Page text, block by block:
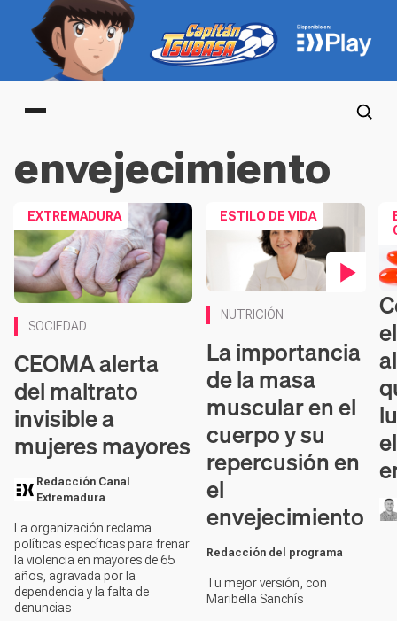
Main menu
envejecimiento
EXTREMADURA
SOCIEDAD
CEOMA alerta
del maltrato
invisible a
mujeres mayores
Redacción Canal
Extremadura
La organización reclama
políticas específicas para frenar
la violencia en mayores de 65
años, agravada por la
dependencia y la falta de
denuncias
ESTILO DE VIDA
NUTRICIÓN
La importancia
de la masa
muscular en el
cuerpo y su
repercusión en
el
envejecimiento
Redacción del programa
Tu mejor versión, con
Maribella Sanchís
el